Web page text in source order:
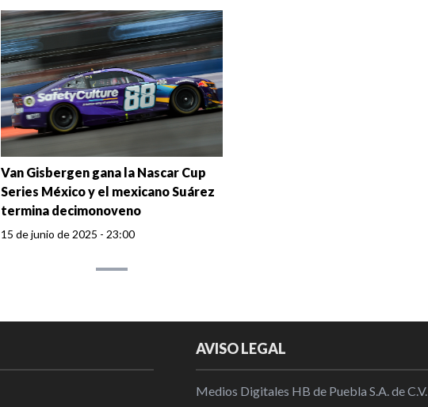
Van Gisbergen gana la Nascar Cup
Series México y el mexicano Suárez
termina decimonoveno
15 de junio de 2025 - 23:00
AVISO LEGAL
Medios Digitales HB de Puebla S.A. de C.V.